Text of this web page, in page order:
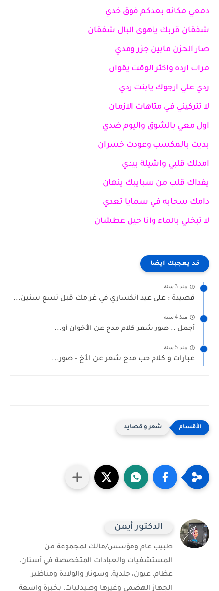
دمعي مكانه بعدكم فوق خدي
شفقان قربك ياهوى البال شفقان
صار الحزن مابين جزر ومدي
مرات ارده واكثر الوقت يقوان
ردي علي ارجوك يابنت ردي
لا تتركيني في متاهات الازمان
اول معي بالشوق واليوم ضدي
بديت بالمكسب وعودت خسران
امدلك قلبي واشيلة بيدي
يفداك قلب من سبايبك ينهان
دامك سحابه في سمايا تعدي
لا تبخلي بالماء وانا حيل عطشان
قد يعجبك ايضا
منذ 3 سنة
قصيدة : على عيد انكساري في غرامك قبل تسع سنين...
منذ 4 سنة
أجمل .. صور شعر كلام مدح عن الأخوان أو...
منذ 5 سنة
عبارات و كلام حب مدح شعر عن الأخ - صور...
شعر و قصايد
الدكتور أيمن
طبيب عام ومؤسس/مالك لمجموعة من
المستشفيات والعيادات المتخصصة في أسنان،
عظام، عيون، جلدية، وسونار والولادة ومناظير
الجهاز الهضمي وغيرها وصيدليات، بخبرة واسعة